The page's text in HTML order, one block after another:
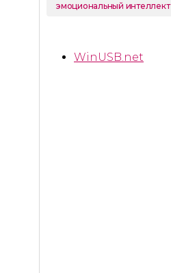
эмоциональный интеллект
WinUSB.net